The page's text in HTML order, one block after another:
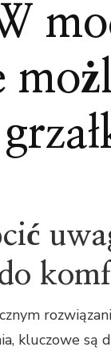
kluczowe są